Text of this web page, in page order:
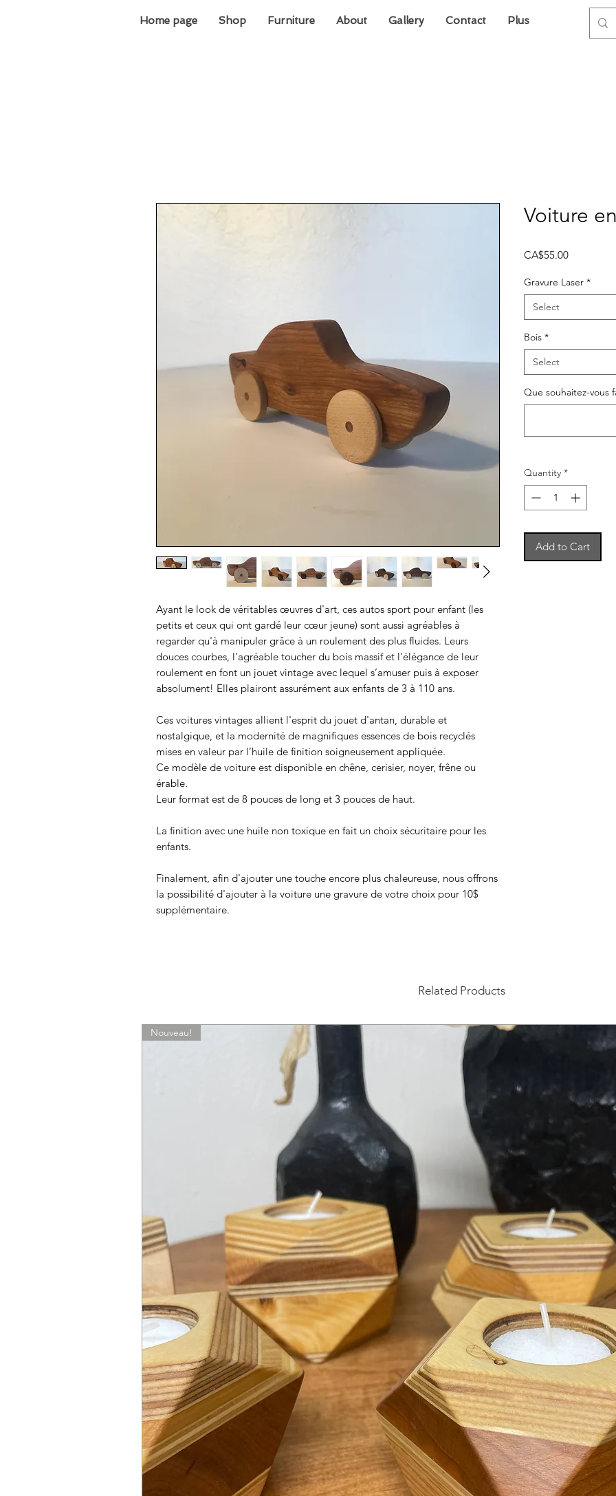
Home page Shop Furniture About Gallery Contact Plus
Ayant le look de véritables œuvres d'art, ces autos sport pour enfant (les
petits et ceux qui ont gardé leur cœur jeune) sont aussi agréables à
regarder qu'à manipuler grâce à un roulement des plus fluides. Leurs
douces courbes, l'agréable toucher du bois massif et l'élégance de leur
roulement en font un jouet vintage avec lequel s’amuser puis à exposer
absolument! Elles plairont assurément aux enfants de 3 à 110 ans.
Ces voitures vintages allient l'esprit du jouet d'antan, durable et
nostalgique, et la modernité de magnifiques essences de bois recyclés
mises en valeur par l’huile de finition soigneusement appliquée.
Ce modèle de voiture est disponible en chêne, cerisier, noyer, frêne ou
érable.
Leur format est de 8 pouces de long et 3 pouces de haut.
La finition avec une huile non toxique en fait un choix sécuritaire pour les
enfants.
Finalement, afin d'ajouter une touche encore plus chaleureuse, nous offrons
la possibilité d'ajouter à la voiture une gravure de votre choix pour 10$
supplémentaire.
Voiture
CA$55.00Price
Gravure Laser *
Select
Bois *
Select
Que souhaitez-vous
Quantity *
Add to Cart
Related Products
Nouveau!